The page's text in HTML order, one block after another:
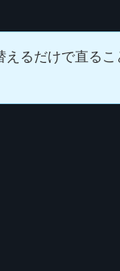
えるだけで直るこ